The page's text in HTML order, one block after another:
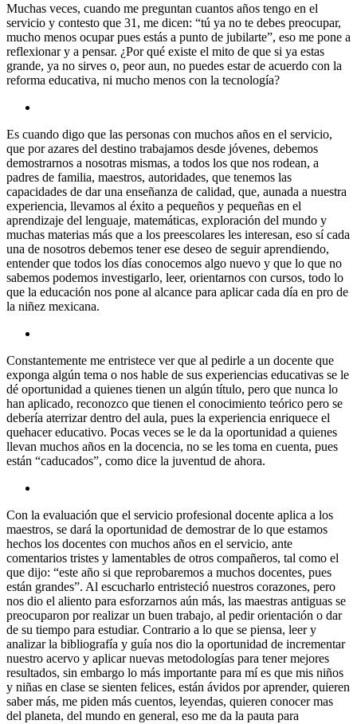
Muchas veces, cuando me preguntan cuantos años tengo en el
servicio y contesto que 31, me dicen: “tú ya no te debes preocupar,
mucho menos ocupar pues estás a punto de jubilarte”, eso me pone a
reflexionar y a pensar. ¿Por qué existe el mito de que si ya estas
grande, ya no sirves o, peor aun, no puedes estar de acuerdo con la
reforma educativa, ni mucho menos con la tecnología?
Es cuando digo que las personas con muchos años en el servicio,
que por azares del destino trabajamos desde jóvenes, debemos
demostrarnos a nosotras mismas, a todos los que nos rodean, a
padres de familia, maestros, autoridades, que tenemos las
capacidades de dar una enseñanza de calidad, que, aunada a nuestra
experiencia, llevamos al éxito a pequeños y pequeñas en el
aprendizaje del lenguaje, matemáticas, exploración del mundo y
muchas materias más que a los preescolares les interesan, eso sí cada
una de nosotros debemos tener ese deseo de seguir aprendiendo,
entender que todos los días conocemos algo nuevo y que lo que no
sabemos podemos investigarlo, leer, orientarnos con cursos, todo lo
que la educación nos pone al alcance para aplicar cada día en pro de
la niñez mexicana.
Constantemente me entristece ver que al pedirle a un docente que
exponga algún tema o nos hable de sus experiencias educativas se le
dé oportunidad a quienes tienen un algún título, pero que nunca lo
han aplicado, reconozco que tienen el conocimiento teórico pero se
debería aterrizar dentro del aula, pues la experiencia enriquece el
quehacer educativo. Pocas veces se le da la oportunidad a quienes
llevan muchos años en la docencia, no se les toma en cuenta, pues
están “caducados”, como dice la juventud de ahora.
Con la evaluación que el servicio profesional docente aplica a los
maestros, se dará la oportunidad de demostrar de lo que estamos
hechos los docentes con muchos años en el servicio, ante
comentarios tristes y lamentables de otros compañeros, tal como el
que dijo: “este año si que reprobaremos a muchos docentes, pues
están grandes”. Al escucharlo entristeció nuestros corazones, pero
nos dio el aliento para esforzarnos aún más, las maestras antiguas se
preocuparon por realizar un buen trabajo, al pedir orientación o dar
de su tiempo para estudiar. Contrario a lo que se piensa, leer y
analizar la bibliografía y guía nos dio la oportunidad de incrementar
nuestro acervo y aplicar nuevas metodologías para tener mejores
resultados, sin embargo lo más importante para mí es que mis niños
y niñas en clase se sienten felices, están ávidos por aprender, quieren
saber más, me piden más cuentos, leyendas, quieren conocer mas
del planeta, del mundo en general, eso me da la pauta para